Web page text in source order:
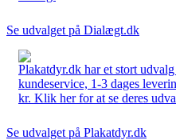
Se udvalget på Dialægt.dk
Plakatdyr.dk har et stort
kundeservice, 1-3 dages
kr. Klik her for at se deres
Se udvalget på Plakatdyr.dk